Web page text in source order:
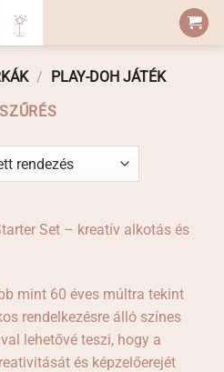
/ PLAY-DOH JÁTÉK
SZŰRÉS
Set – kreatív alkotás és
mint 60 éves múltra tekint
rendelkezésre álló színes
lehetővé teszi, hogy a
és képzelőerejét